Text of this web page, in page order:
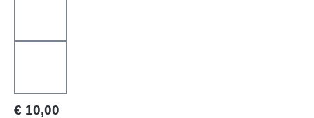
Regulärer Preis:
€ 10,00